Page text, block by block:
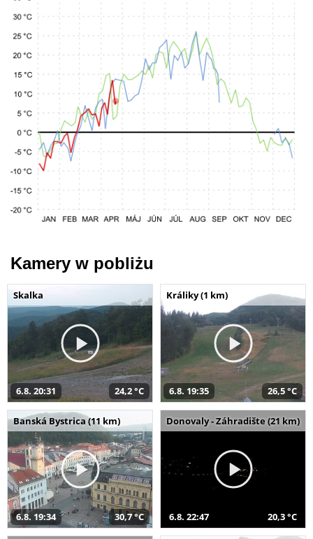
Kamery w pobliżu
Skalka
6.8. 20:31 24,2 °C
Králiky (1 km)
6.8. 19:35 26,5 °C
Banská Bystrica (11 km)
6.8. 19:34 30,7 °C
Donovaly - Záhradište (21 km)
6.8. 22:47 20,3 °C